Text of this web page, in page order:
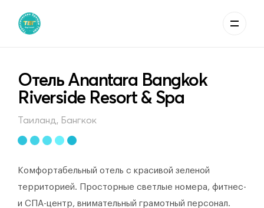
Отель Anantara Bangkok
Riverside Resort & Spa
Таиланд, Бангкок
Комфортабельный отель с красивой зеленой
территорией. Просторные светлые номера, фитнес-
и СПА-центр, внимательный грамотный персонал.